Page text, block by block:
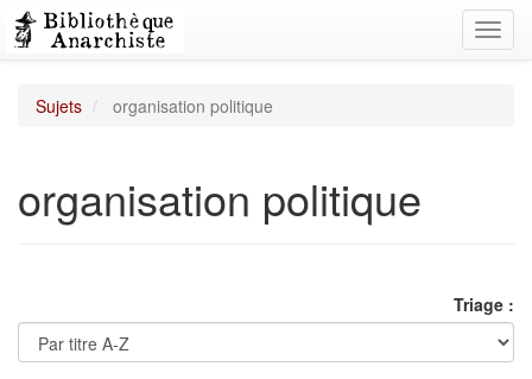
Sujets organisation politique
organisation politique
Triage :